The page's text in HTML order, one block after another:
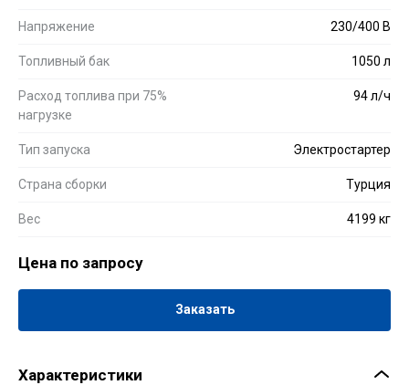
Напряжение 230/400 В
Топливный бак 1050 л
Расход топлива при 75%
нагрузке
94 л/ч
Тип запуска Электростартер
Страна сборки Турция
Вес 4199 кг
Цена по запросу
Заказать
Характеристики